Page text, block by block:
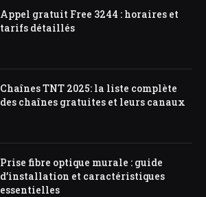
Appel gratuit Free 3244 : horaires et
tarifs détaillés
Chaînes TNT 2025: la liste complète
des chaînes gratuites et leurs canaux
Prise fibre optique murale : guide
d’installation et caractéristiques
essentielles